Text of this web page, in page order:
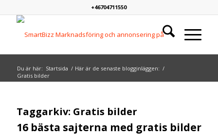
+46704711550
Du är här: Startsida / Här är de senaste blogginläggen: /
Gratis bilder
Taggarkiv: Gratis bilder
16 bästa sajterna med gratis bilder